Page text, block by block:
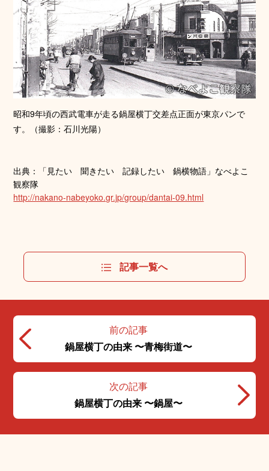
昭和9年頃の西武電車が走る鍋屋横丁交差点正面が東京パンで
す。（撮影：石川光陽）
出典：「見たい 聞きたい 記録したい 鍋横物語」なべよこ
観察隊
http://nakano-nabeyoko.gr.jp/group/dantai-09.html
記事一覧へ
前の記事
鍋屋横丁の由来 〜青梅街道〜
次の記事
鍋屋横丁の由来 〜鍋屋〜